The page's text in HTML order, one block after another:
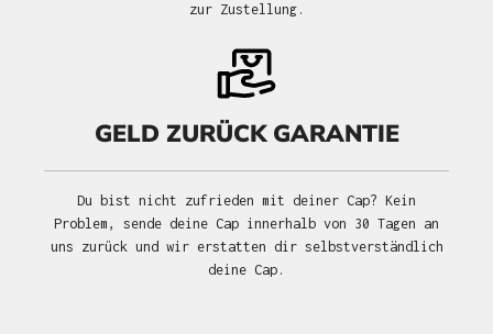
zur Zustellung.
GELD ZURÜCK GARANTIE
Du bist nicht zufrieden mit deiner Cap? Kein
Problem, sende deine Cap innerhalb von 30 Tagen an
uns zurück und wir erstatten dir selbstverständlich
deine Cap.